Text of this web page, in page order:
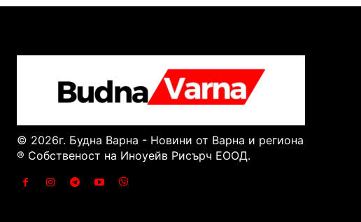
© 2026г. Будна Варна - Новини от Варна и региона
® Собственост на Иноуейв Рисърч ЕООД.